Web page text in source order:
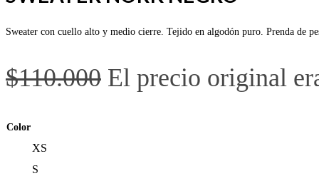
Sweater con cuello alto y medio cierre. Tejido en algodón puro. Prenda de
$110.000 El precio original
Color
XS
S